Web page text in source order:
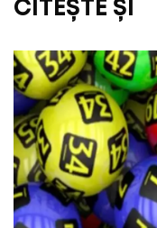
CITEȘTE ȘI